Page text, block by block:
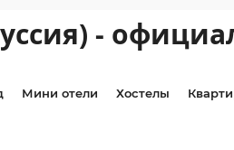
-
Мини отели Хостелы